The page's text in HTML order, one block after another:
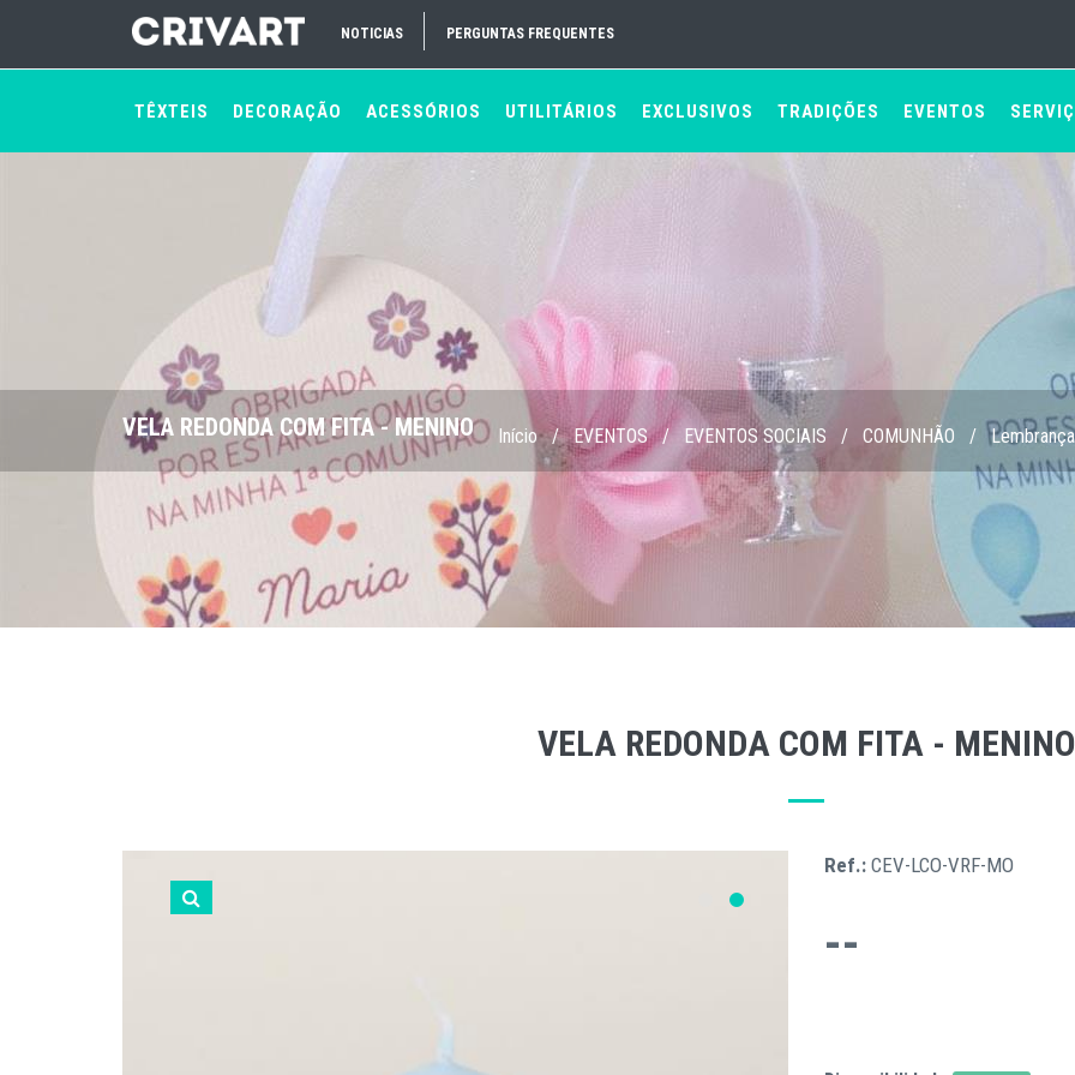
NOTICIAS PERGUNTAS FREQUENTES
TÊXTEIS DECORAÇÃO ACESSÓRIOS UTILITÁRIOS EXCLUSIVOS TRADIÇÕES EVENTOS
VELA REDONDA COM FITA - MENINO Início / EVENTOS / EVENTOS SOCIAIS / COMUNHÃO /
VELA REDONDA COM FITA - MENINO
Ref.: CEV-LCO-VRF-MO
--